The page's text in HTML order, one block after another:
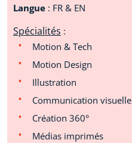
Langue : FR & EN
Spécialités :
Motion & Tech
Motion Design
Illustration
Communication visuelle
Création 360°
Médias imprimés